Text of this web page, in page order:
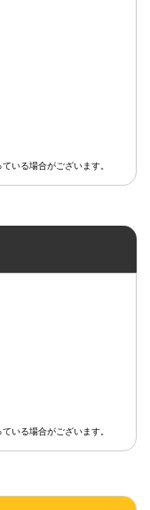
いる場合がございます。
いる場合がございます。